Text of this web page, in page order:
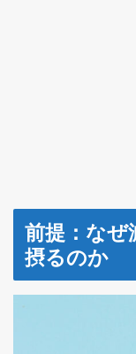
前提：なぜ
摂るのか